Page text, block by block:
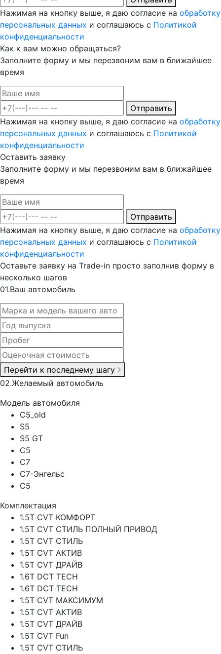
Нажимая на кнопку выше, я даю согласие на обработку
персональных данных и соглашаюсь с Политикой
конфиденциальности
Как к вам можно обращаться?
Заполните форму и мы перезвоним вам в ближайшее
время
Отправить
Нажимая на кнопку выше, я даю согласие на обработку
персональных данных и соглашаюсь с Политикой
конфиденциальности
Оставить заявку
Заполните форму и мы перезвоним вам в ближайшее
время
Отправить
Нажимая на кнопку выше, я даю согласие на обработку
персональных данных и соглашаюсь с Политикой
конфиденциальности
Оставьте заявку на Trade-in просто заполнив форму в
несколько шагов
01.Ваш автомобиль
Перейти к последнему шагу
02.Желаемый автомобиль
Модель автомобиля
C5_old
S5
S5 GT
C5
C7
C7-Энгельс
C5
Комплектация
1.5T CVT КОМФОРТ
1.5T CVT СТИЛЬ ПОЛНЫЙ ПРИВОД
1.5T CVT СТИЛЬ
1.5T CVT АКТИВ
1.5T CVT ДРАЙВ
1.6T DCT TECH
1.6T DCT TECH
1.5T CVT МАКСИМУМ
1.5T CVT АКТИВ
1.5T CVT ДРАЙВ
1.5T CVT Fun
1.5T CVT СТИЛЬ